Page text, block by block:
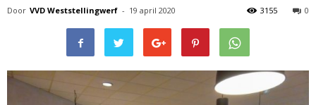
Door VVD Weststellingwerf - 19 april 2020 0
3155